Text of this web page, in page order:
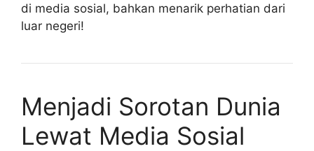
di media sosial, bahkan menarik perhatian dari
luar negeri!
Menjadi Sorotan Dunia
Lewat Media Sosial